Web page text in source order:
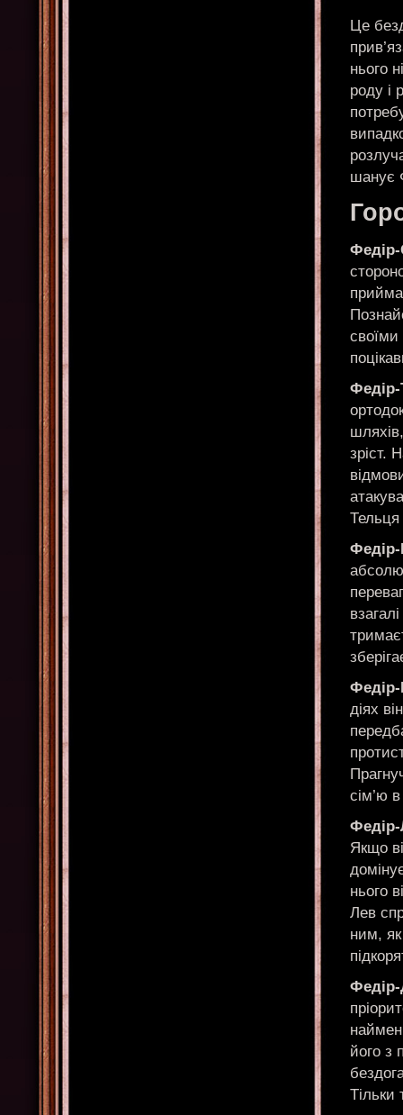
Це
нього
роду і
шанує
своїми
зріст.
Тельця
діях
сім’ю
Якщо
нього
Лев
ним,
його з
Тільки